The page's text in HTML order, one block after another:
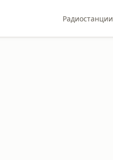
Радиостанции